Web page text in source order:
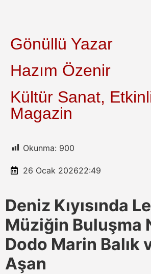
Gönüllü Yazar
Hazım Özenir
Kültür Sanat,
Magazin
Okunma: 900
26 Ocak 202622:49
Deniz Kıyısında
Müziğin Buluşma
Dodo Marin Balık
Aşan